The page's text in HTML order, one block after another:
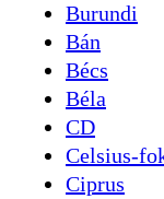
Burundi
Bán
Bécs
Béla
CD
Celsius-
Ciprus